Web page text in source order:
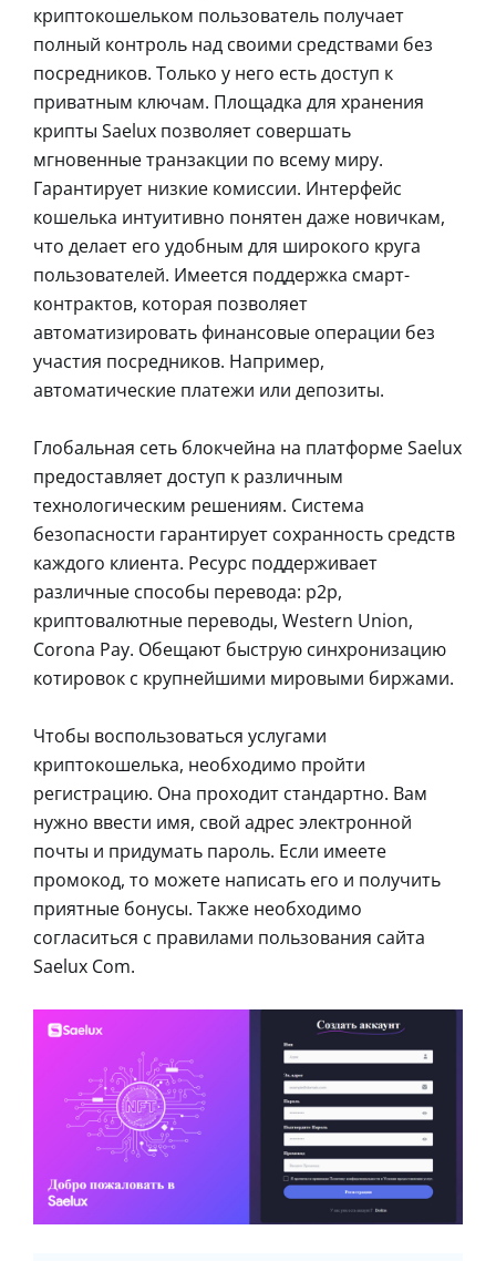
криптокошельком пользователь получает
полный контроль над своими средствами без
посредников. Только у него есть доступ к
приватным ключам. Площадка для хранения
крипты Saelux позволяет совершать
мгновенные транзакции по всему миру.
Гарантирует низкие комиссии. Интерфейс
кошелька интуитивно понятен даже новичкам,
что делает его удобным для широкого круга
пользователей. Имеется поддержка смарт-
контрактов, которая позволяет
автоматизировать финансовые операции без
участия посредников. Например,
автоматические платежи или депозиты.
Глобальная сеть блокчейна на платформе Saelux
предоставляет доступ к различным
технологическим решениям. Система
безопасности гарантирует сохранность средств
каждого клиента. Ресурс поддерживает
различные способы перевода: p2p,
криптовалютные переводы, Western Union,
Corona Pay. Обещают быструю синхронизацию
котировок с крупнейшими мировыми биржами.
Чтобы воспользоваться услугами
криптокошелька, необходимо пройти
регистрацию. Она проходит стандартно. Вам
нужно ввести имя, свой адрес электронной
почты и придумать пароль. Если имеете
промокод, то можете написать его и получить
приятные бонусы. Также необходимо
согласиться с правилами пользования сайта
Saelux Com.